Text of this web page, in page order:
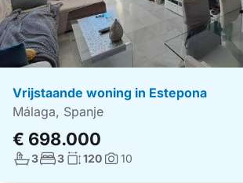
Vrijstaande woning in Estepona
Málaga, Spanje
€ 698.000
Aantal badkamers:
3Aantal slaapkamers:
3Woonoppervlakte:
120Foto's:
10